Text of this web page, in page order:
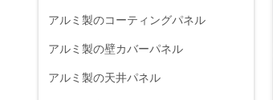
アルミ製のコーティングパネル
アルミ製の壁カバーパネル
アルミ製の天井パネル